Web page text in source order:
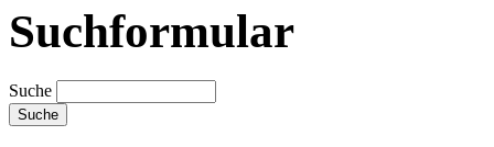
Suchformular
Suche